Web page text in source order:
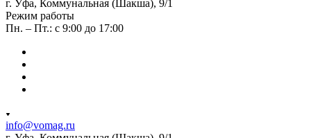
г. Уфа, Коммунальная (Шакша), 9/1
Режим работы
Пн. – Пт.: с 9:00 до 17:00
info@vomag.ru